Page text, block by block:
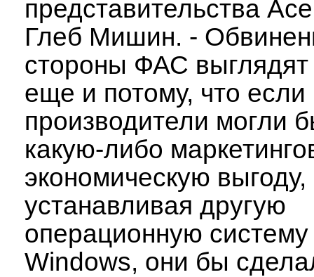
представительства
Глеб Мишин. -
стороны ФАС выглядят
еще и потому, что
производители могли
какую-либо
экономическую выгоду,
устанавливая другую
операционную систему
Windows, они бы